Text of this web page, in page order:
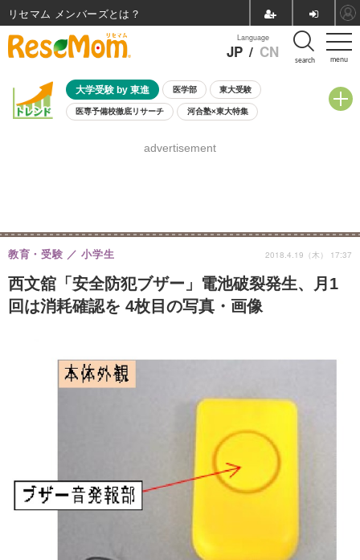
menu
Language
JP / CN search
大学受験 by 東進 医学部 東大受験
医専予備校徹底リサーチ 河合塾×東大特集
8月開催学校説明会・相談会
advertisement
西文舘「安全防犯ブザー」電池破裂発生、月1
回は消耗確認を 4枚目の写真・画像
教育・受験 小学生 2018.4.19（木） 17:37
リセマム メンバーズ